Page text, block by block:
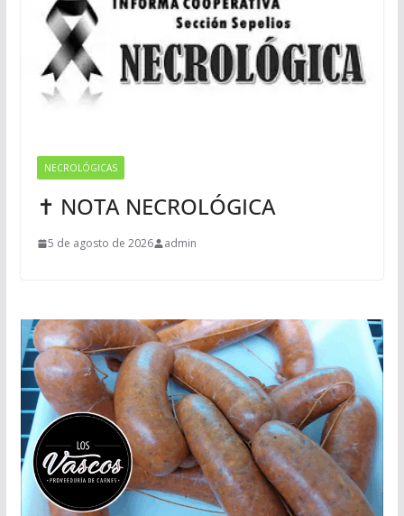
NECROLÓGICAS
✝ NOTA NECROLÓGICA
5 de agosto de 2026 admin